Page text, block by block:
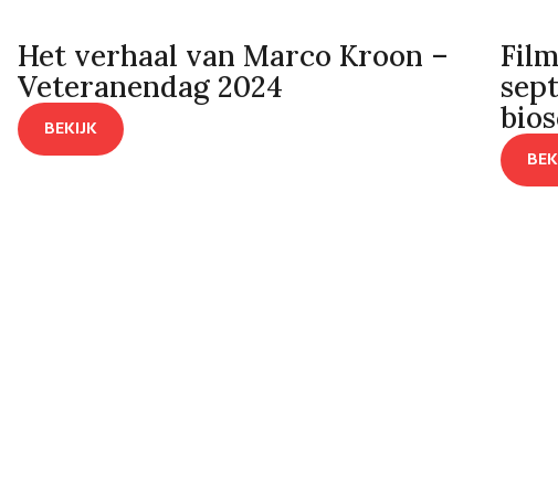
Het verhaal van Marco Kroon –
Veteranendag 2024
BEKIJK